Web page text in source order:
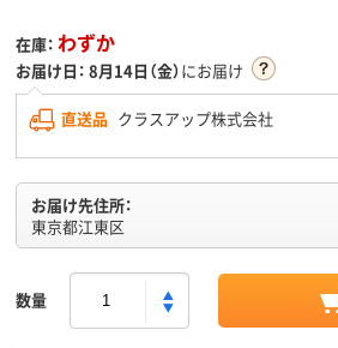
在庫： わずか
お届け日： 8月14日（金）にお届け
直送品 クラスアップ株式会社
お届け先住所：
東京都江東区
数量